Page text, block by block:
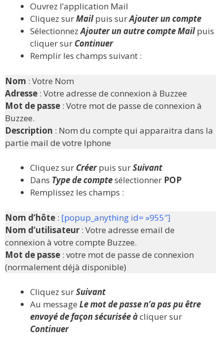
Ouvrez l’application Mail
Cliquez surMailpuis surAjouter un compte
SélectionnezAjouter un autre compte Mailpuis
cliquer sur Continuer
Remplir les champs suivant :
Nom : Votre Nom
Adresse : Votre adresse de connexion à Buzzee
Mot de passe : Votre mot de passe de connexion à
Buzzee.
Description : Nom du compte qui apparaitra dans la
partie mail de votre Iphone
Cliquez sur Créerpuis surSuivant
Dans Type de comptesélectionner POP
Remplissez les champs :
Nom d’hôte : [popup_anything id= »955″]
Nom d’utilisateur : Votre adresse email de
connexion à votre compte Buzzee.
Mot de passe : votre mot de passe de connexion
(normalement déjà disponible)
Cliquez surSuivant
Au message Le mot de passe n’a pas pu être
envoyé de façon sécurisée àcliquer sur
Continuer